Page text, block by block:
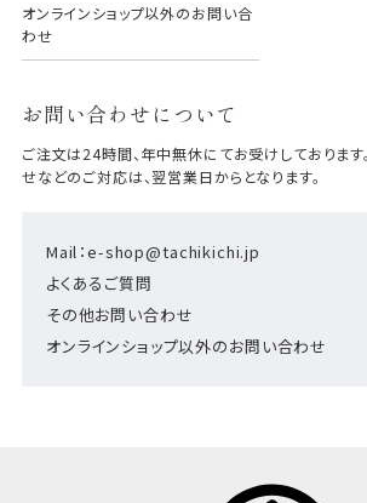
オンラインショップ以外のお問い合
わせ
お問い合わせについて
Mail：e-shop@tachikichi.jp
よくあるご質問
その他お問い合わせ
オンラインショップ以外のお問い合わせ
ご注文は24時間、年中無休にてお受けしております
せなどのご対応は、翌営業日からとなります。